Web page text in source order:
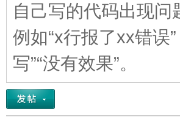
自己写的代码出现
例如“x行报了xx错误
写”“没有效果”。